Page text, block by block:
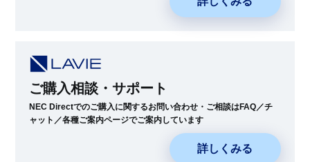
ご購入相談・サポート
NEC Directでのご購入に関するお問い合わせ・ご相談はFAQ／チ
ャット／各種ご案内ページでご案内しています
詳しくみる